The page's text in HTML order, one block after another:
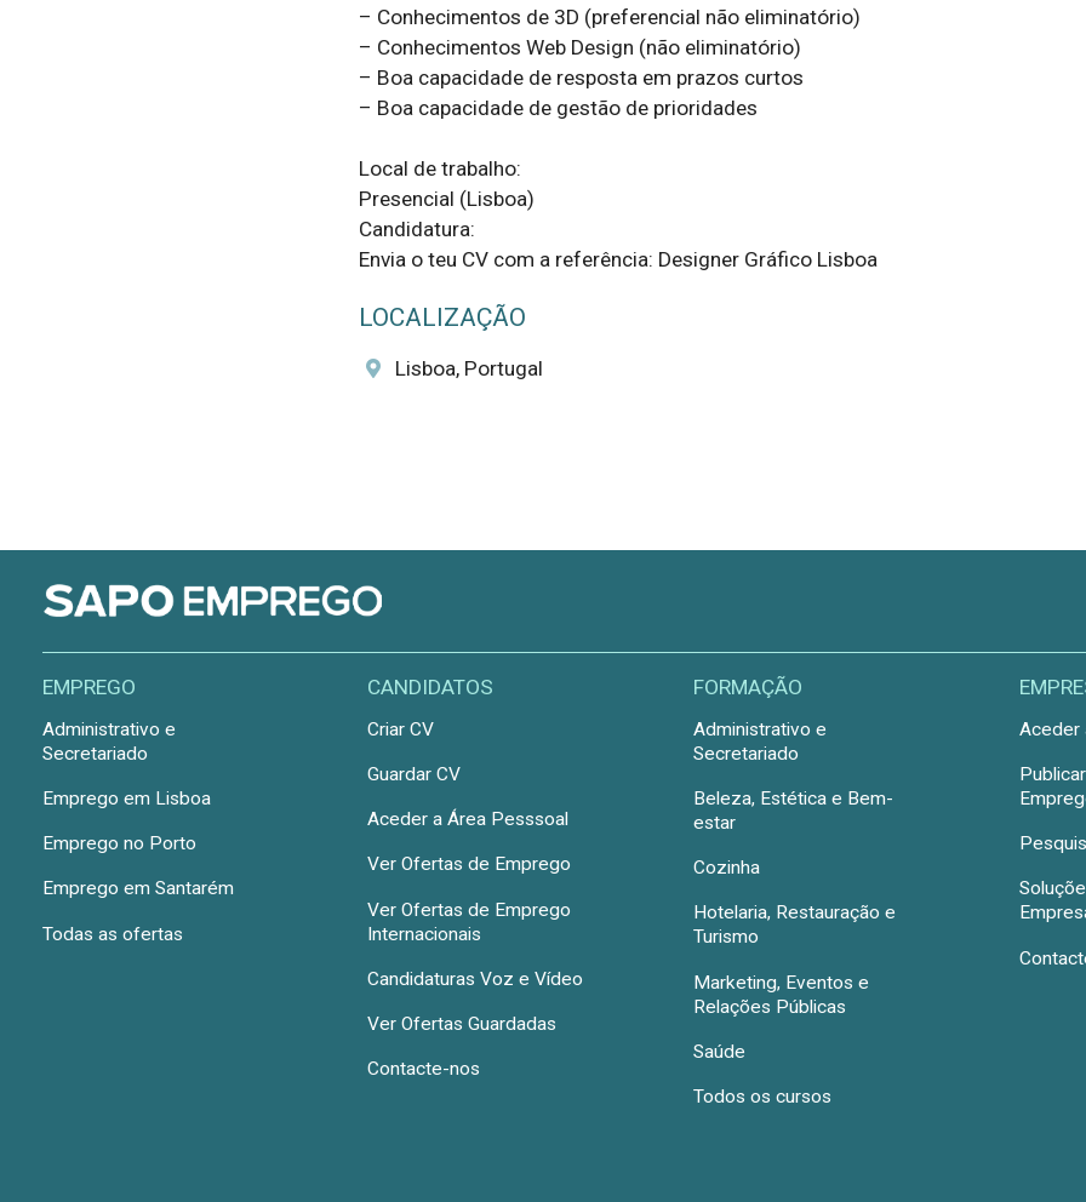
– Conhecimentos de 3D (preferencial não eliminatório)
– Conhecimentos Web Design (não eliminatório)
– Boa capacidade de resposta em prazos curtos
– Boa capacidade de gestão de prioridades
Local de trabalho:
Presencial (Lisboa)
Candidatura:
Envia o teu CV com a referência: Designer Gráfico Lisboa
LOCALIZAÇÃO
Lisboa, Portugal
EMPREGO
Administrativo e
Secretariado
Emprego em Lisboa
Emprego no Porto
Emprego em Santarém
Todas as ofertas
CANDIDATOS
Criar CV
Guardar CV
Aceder a Área Pesssoal
Ver Ofertas de Emprego
Ver Ofertas de Emprego
Internacionais
Candidaturas Voz e Vídeo
Ver Ofertas Guardadas
Contacte-nos
FORMAÇÃO
Administrativo e
Secretariado
Beleza, Estética e Bem-
estar
Cozinha
Hotelaria, Restauração e
Turismo
Marketing, Eventos e
Relações Públicas
Saúde
Todos os cursos
Aceder